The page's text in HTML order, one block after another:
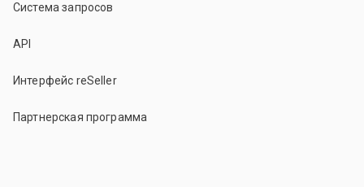
Система запросов
API
Интерфейс reSeller
Партнерская программа